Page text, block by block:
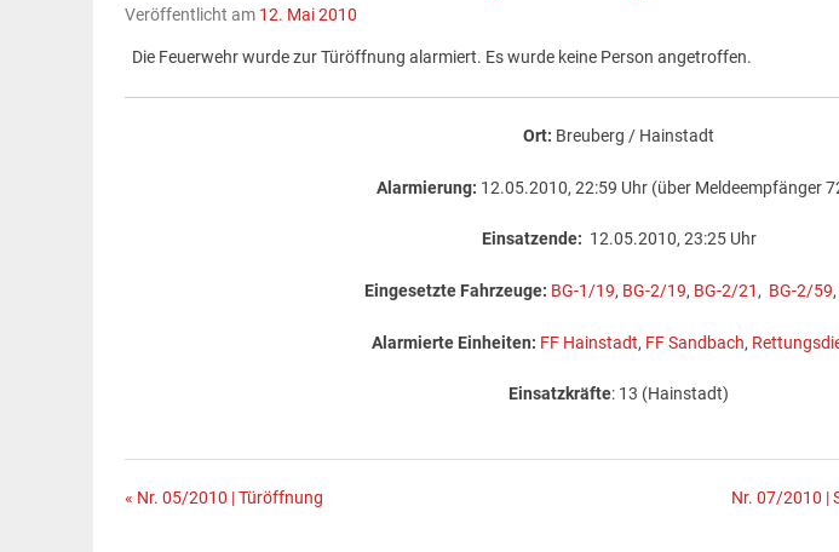
Veröffentlicht am 12. Mai 2010
Die Feuerwehr wurde zur Türöffnung alarmiert. Es wurde keine Person angetroffen.
Ort: Breuberg / Hainstadt
Alarmierung: 12.05.2010, 22:59 Uhr (über Meldeempfänger
Einsatzende: 12.05.2010, 23:25 Uhr
Eingesetzte Fahrzeuge: BG-1/19, BG-2/19, BG-2/21, BG-2/59
Alarmierte Einheiten: FF Hainstadt, FF Sandbach,
Einsatzkräfte: 13 (Hainstadt)
Beitragsnavigation
« Nr. 05/2010 | Türöffnung Nr. 07/2010 |